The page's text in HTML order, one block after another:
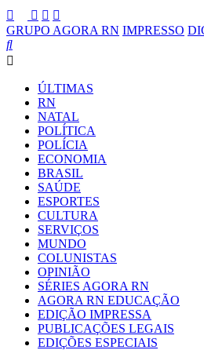
GRUPO AGORA RN IMPRESSO
ÚLTIMAS
RN
NATAL
POLÍTICA
POLÍCIA
ECONOMIA
BRASIL
SAÚDE
ESPORTES
CULTURA
SERVIÇOS
MUNDO
COLUNISTAS
OPINIÃO
SÉRIES AGORA RN
AGORA RN EDUCAÇÃO
EDIÇÃO IMPRESSA
PUBLICAÇÕES LEGAIS
EDIÇÕES ESPECIAIS